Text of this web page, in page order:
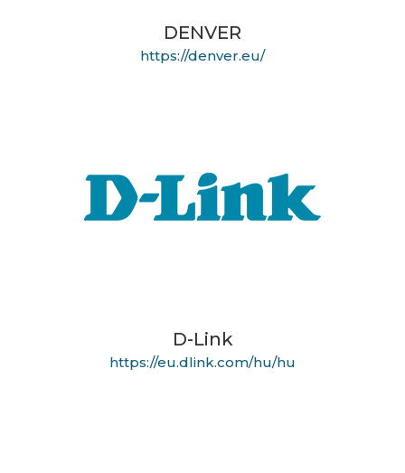
DENVER
https://denver.eu/
D-Link
https://eu.dlink.com/hu/hu